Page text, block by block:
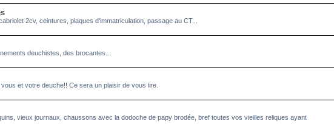
2cv, ceintures, plaques d'immatriculation, passage au CT...
deuchistes, des brocantes...
et votre deuche!! Ce sera un plaisir de vous lire.
vieux journaux, chaussons avec la dodoche de papy brodée, bref toutes vos vieilles reliques ayant